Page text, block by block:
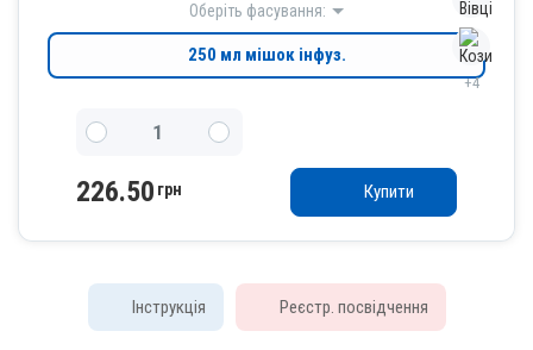
+4
Оберіть фасування:
250 мл мішок інфуз.
226.50 грн Купити
Інструкція Реєстр. посвідчення